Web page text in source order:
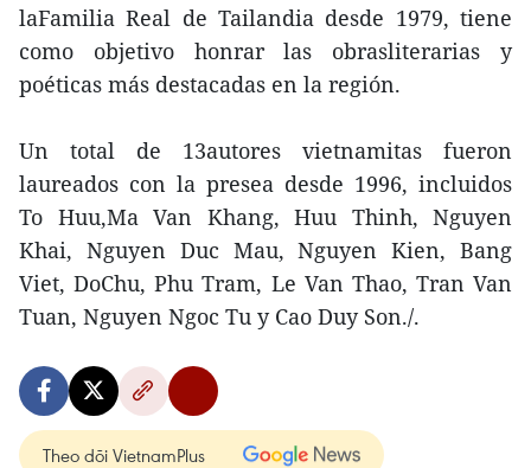
laFamilia Real de Tailandia desde 1979, tiene
como objetivo honrar las obrasliterarias y
poéticas más destacadas en la región.
Un total de 13autores vietnamitas fueron
laureados con la presea desde 1996, incluidos
To Huu,Ma Van Khang, Huu Thinh, Nguyen
Khai, Nguyen Duc Mau, Nguyen Kien, Bang
Viet, DoChu, Phu Tram, Le Van Thao, Tran Van
Tuan, Nguyen Ngoc Tu y Cao Duy Son./.
Theo dõi VietnamPlus